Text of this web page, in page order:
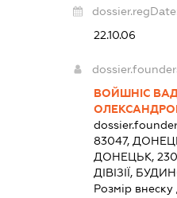
22.10.06
ВОЙШНІС
83047,
ДОНЕЦЬК,
ДІВІЗІЇ,
Розмір внеску